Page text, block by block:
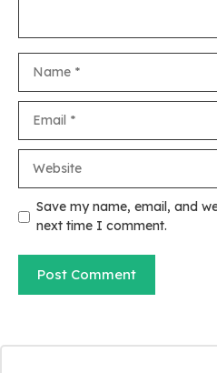
Save my name, email, and
next time I comment.